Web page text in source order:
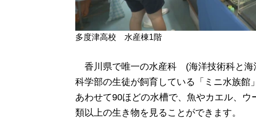
多度津高校 水産棟1階
香川県で唯一の水産科 (海洋技術科と海
科学部の生徒が飼育している「ミニ水族
あわせて90ほどの水槽で、魚やカエル、
類以上の生き物を見ることができます。